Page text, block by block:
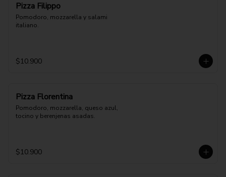
Pizza Filippo
Pomodoro, mozzarella y salami
italiano.
$10.900
Pizza Florentina
Pomodoro, mozzarella, queso azul,
tocino y berenjenas asadas.
$10.900